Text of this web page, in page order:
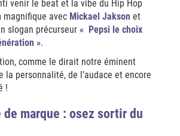
venir le beat et la vibe du Hip Hop
avec Mickael Jakson et
slogan précurseur « Pepsi le choix
».
comme le dirait notre éminent
la personnalité, de l’audace et encore
!
marque : osez sortir du